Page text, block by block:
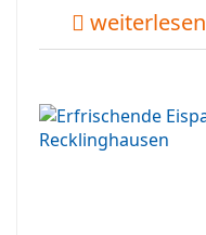
weiterlesen